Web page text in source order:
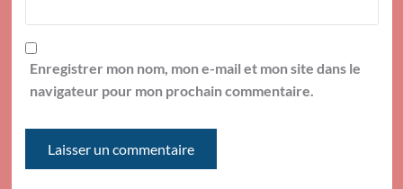
Enregistrer mon nom, mon e-mail et mon site dans le
navigateur pour mon prochain commentaire.